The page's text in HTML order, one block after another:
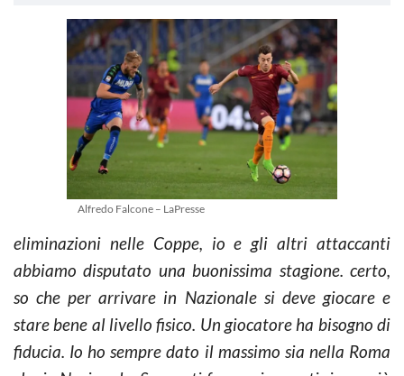
Alfredo Falcone – LaPresse
eliminazioni nelle Coppe, io e gli altri attaccanti
abbiamo disputato una buonissima stagione. certo,
so che per arrivare in Nazionale si deve giocare e
stare bene al livello fisico. Un giocatore ha bisogno di
fiducia. Io ho sempre dato il massimo sia nella Roma